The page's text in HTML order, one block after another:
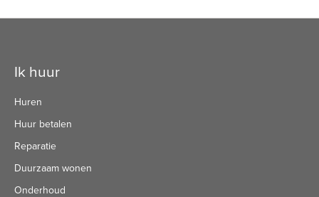
Contactinformatie
Ik huur
Huren
Huur betalen
Reparatie
Duurzaam wonen
Onderhoud